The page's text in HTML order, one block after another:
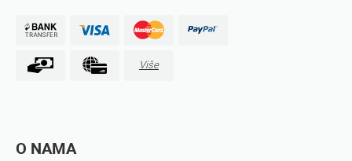
Više
O NAMA